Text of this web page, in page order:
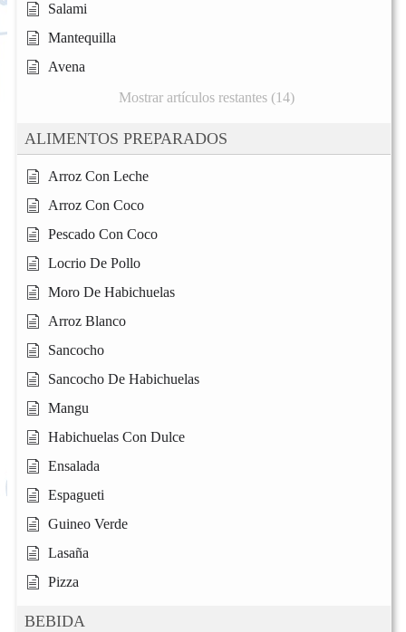
Salami
Mantequilla
Avena
Mostrar artículos restantes (14)
ALIMENTOS PREPARADOS
Arroz Con Leche
Arroz Con Coco
Pescado Con Coco
Locrio De Pollo
Moro De Habichuelas
Arroz Blanco
Sancocho
Sancocho De Habichuelas
Mangu
Habichuelas Con Dulce
Ensalada
Espagueti
Guineo Verde
Lasaña
Pizza
BEBIDA